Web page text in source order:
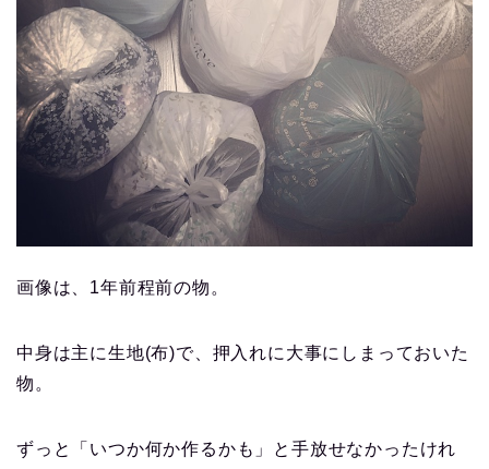
画像は、1年前程前の物。
中身は主に生地(布)で、押入れに大事にしまっておいた
物。
ずっと「いつか何か作るかも」と手放せなかったけれ